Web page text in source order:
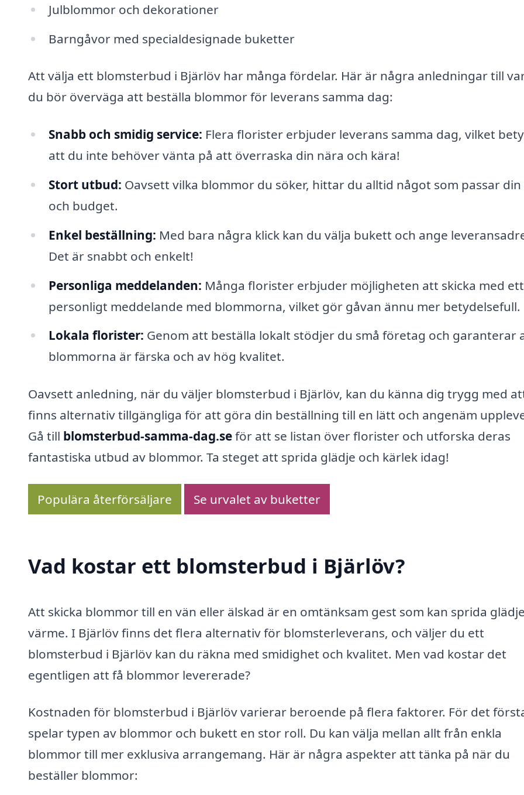
Julblommor och dekorationer
Barngåvor med specialdesignade buketter
Att välja ett blomsterbud i Bjärlöv har många fördelar. Här är några anledningar till
du bör överväga att beställa blommor för leverans samma dag:
Snabb och smidig service: Flera florister erbjuder leverans samma dag, vilket
att du inte behöver vänta på att överraska din nära och kära!
Stort utbud: Oavsett vilka blommor du söker, hittar du alltid något som passar din
och budget.
Enkel beställning: Med bara några klick kan du välja bukett och ange
Det är snabbt och enkelt!
Personliga meddelanden: Många florister erbjuder möjligheten att skicka med ett
personligt meddelande med blommorna, vilket gör gåvan ännu mer betydelsefull.
Lokala florister: Genom att beställa lokalt stödjer du små företag och garanterar
blommorna är färska och av hög kvalitet.
Oavsett anledning, när du väljer blomsterbud i Bjärlöv, kan du känna dig trygg med
finns alternativ tillgängliga för att göra din beställning till en lätt och angenäm
Gå till blomsterbud-samma-dag.seför att se listan över florister och utforska deras
fantastiska utbud av blommor. Ta steget att sprida glädje och kärlek idag!
Populära återförsäljare Se urvalet av buketter
Vad kostar ett blomsterbud i Bjärlöv?
Att skicka blommor till en vän eller älskad är en omtänksam gest som kan sprida
värme. I Bjärlöv finns det flera alternativ för blomsterleverans, och väljer du ett
blomsterbud i Bjärlöv kan du räkna med smidighet och kvalitet. Men vad kostar det
egentligen att få blommor levererade?
Kostnaden för blomsterbud i Bjärlöv varierar beroende på flera faktorer. För det
spelar typen av blommor och bukett en stor roll. Du kan välja mellan allt från enkla
blommor till mer exklusiva arrangemang. Här är några aspekter att tänka på när du
beställer blommor: